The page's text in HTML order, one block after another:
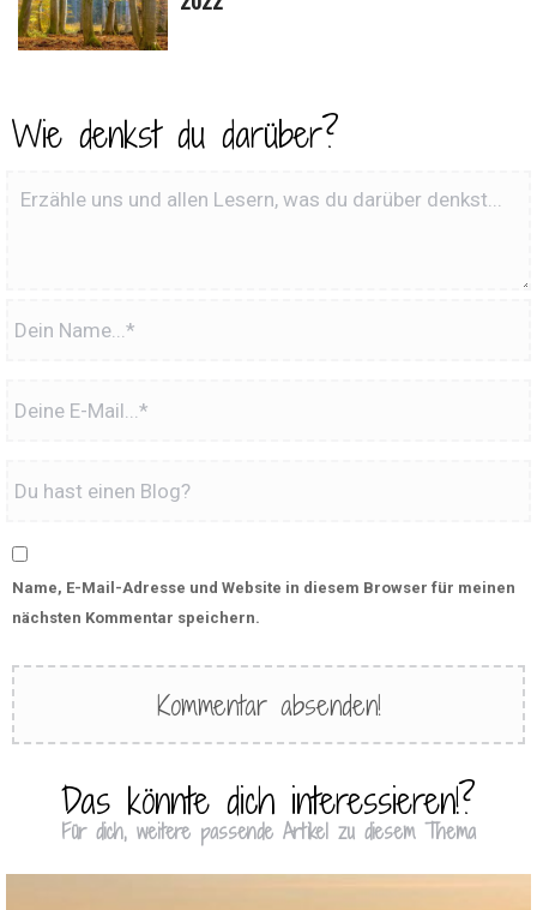
Wie denkst du darüber?
Name, E-Mail-Adresse und Website in diesem Browser für meinen
nächsten Kommentar speichern.
Das könnte dich interessieren!?
Für dich, weitere passende Artikel zu diesem Thema